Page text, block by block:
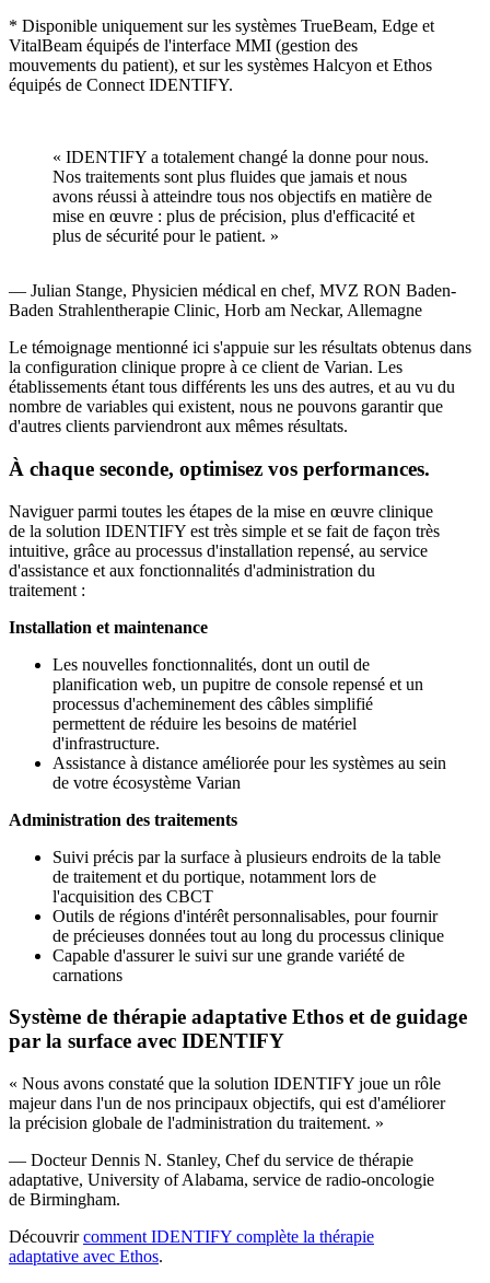
* Disponible uniquement sur les systèmes TrueBeam, Edge et
VitalBeam équipés de l'interface MMI (gestion des
mouvements du patient), et sur les systèmes Halcyon et Ethos
équipés de Connect IDENTIFY.
« IDENTIFY a totalement changé la donne pour nous.
Nos traitements sont plus fluides que jamais et nous
avons réussi à atteindre tous nos objectifs en matière de
mise en œuvre : plus de précision, plus d'efficacité et
plus de sécurité pour le patient. »
— Julian Stange, Physicien médical en chef, MVZ RON Baden-
Baden Strahlentherapie Clinic, Horb am Neckar, Allemagne
Le témoignage mentionné ici s'appuie sur les résultats obtenus dans
la configuration clinique propre à ce client de Varian. Les
établissements étant tous différents les uns des autres, et au vu du
nombre de variables qui existent, nous ne pouvons garantir que
d'autres clients parviendront aux mêmes résultats.
À chaque seconde, optimisez vos performances.
Naviguer parmi toutes les étapes de la mise en œuvre clinique
de la solution IDENTIFY est très simple et se fait de façon très
intuitive, grâce au processus d'installation repensé, au service
d'assistance et aux fonctionnalités d'administration du
traitement :
Installation et maintenance
Les nouvelles fonctionnalités, dont un outil de
planification web, un pupitre de console repensé et un
processus d'acheminement des câbles simplifié
permettent de réduire les besoins de matériel
d'infrastructure.
Assistance à distance améliorée pour les systèmes au sein
de votre écosystème Varian
Administration des traitements
Suivi précis par la surface à plusieurs endroits de la table
de traitement et du portique, notamment lors de
l'acquisition des CBCT
Outils de régions d'intérêt personnalisables, pour fournir
de précieuses données tout au long du processus clinique
Capable d'assurer le suivi sur une grande variété de
carnations
Système de thérapie adaptative Ethos et de guidage
par la surface avec IDENTIFY
« Nous avons constaté que la solution IDENTIFY joue un rôle
majeur dans l'un de nos principaux objectifs, qui est d'améliorer
la précision globale de l'administration du traitement. »
— Docteur Dennis N. Stanley, Chef du service de thérapie
adaptative, University of Alabama, service de radio-oncologie
de Birmingham.
Découvrircomment IDENTIFY complète la thérapie
adaptative avec Ethos.